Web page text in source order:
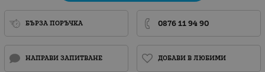
БЪРЗА ПОРЪЧКА 0876 11 94 90
НАПРАВИ ЗАПИТВАНЕ ДОБАВИ В ЛЮБИМИ